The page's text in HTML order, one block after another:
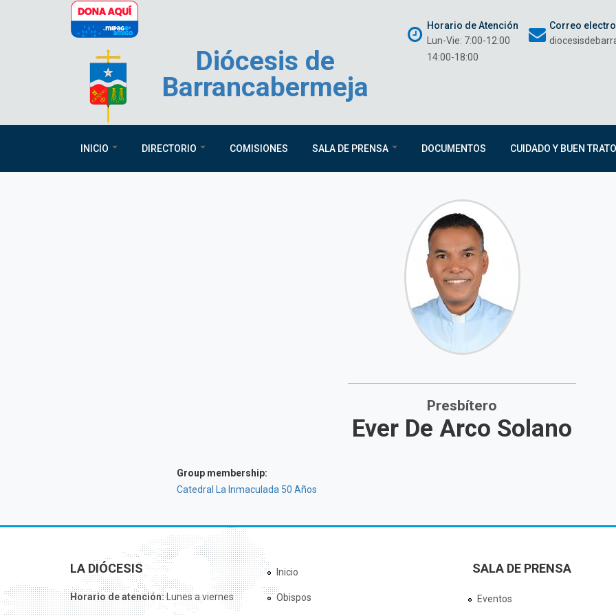
Pasar al contenido principal
Diócesis de
Barrancabermeja
Horario de Atención
Lun-Vie: 7:00-12:00
14:00-18:00
Correo
INICIO DIRECTORIO COMISIONES SALA DE PRENSA DOCUMENTOS CUIDADO Y BUEN TRATO
Presbítero
Ever De Arco Solano
Group membership:
Catedral La Inmaculada 50 Años
LA DIÓCESIS
Horario de atención:Lunes a viernes
Inicio
Obispos
SALA DE PRENSA
Eventos